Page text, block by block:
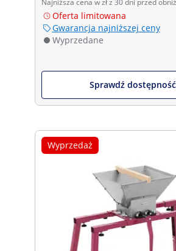
Oferta limitowana
Gwarancja najniższej ceny
Wyprzedane
Sprawdź dostępność
Wyprzedaż